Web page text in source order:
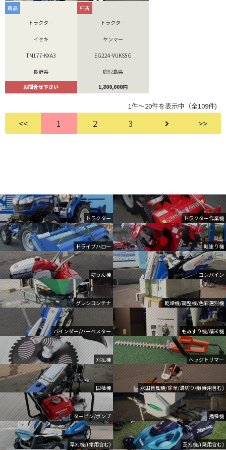
トラクター トラクター作業機
ドライブハロー 畦塗り機
耕うん機 コンバイン
グレンコンテナ 乾燥機/調整機/色彩選別機
バインダー/ハーベスター もみすり機/精米機
刈払機 ヘッジトリマー
田植機 水田管理機/除草/溝切り機(乗用含む)
タービン/ポンプ 播種機
草刈機/(常用含む) 芝刈機/(乗用含む)
新品
トラクター
イセキ
TM177-KXA3
長野県
お問合せ下さい
中古
トラクター
ヤンマー
EG224-VUKS5G
鹿児島県
1,800,000円
1件～20件を表示中（全109件)
<< 1 2 3 >>